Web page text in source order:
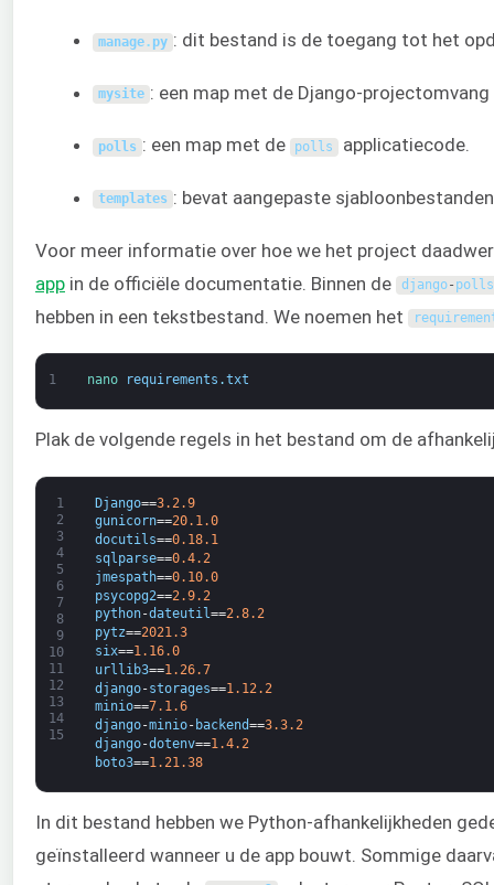
manage. py : dit bestand is de toegang tot het
mysite : een map met de Django-
polls : een map met de polls applicatiecode.
templates : bevat aangepaste
Voor meer informatie over hoe we het project
app in de officiële documentatie. Binnen de django- polls
hebben in een tekstbestand. We noemen het
1 nano requirements .txt
Plak de volgende regels in het bestand om de
1
2
3
4
5
6
7
8
9
10
11
12
13
14
15
Django==3.2.9
gunicorn==20.1.0
docutils==0.18.1
sqlparse==0.4.2
jmespath==0.10.0
psycopg2==2.9.2
python-dateutil==2.8.2
pytz==2021.3
six==1.16.0
urllib3==1.26.7
django-storages==1.12.2
minio==7.1.6
django-minio- backend==3.3.2
django-dotenv==1.4.2
boto3==1.21.38
In dit bestand hebben we Python-afhankelijkheden
geïnstalleerd wanneer u de app bouwt. Sommige